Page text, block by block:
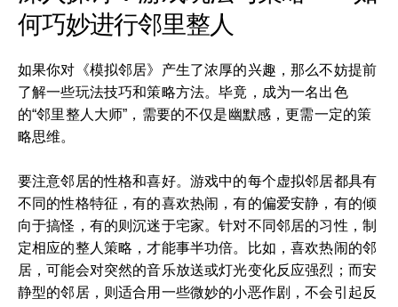
何巧妙进行邻里整人
如果你对《模拟邻居》产生了浓厚的兴趣，那么不妨提前
了解一些玩法技巧和策略方法。毕竟，成为一名出色
的“邻里整人大师”，需要的不仅是幽默感，更需一定的策
略思维。
要注意邻居的性格和喜好。游戏中的每个虚拟邻居都具有
不同的性格特征，有的喜欢热闹，有的偏爱安静，有的倾
向于搞怪，有的则沉迷于宅家。针对不同邻居的习性，制
定相应的整人策略，才能事半功倍。比如，喜欢热闹的邻
居，可能会对突然的音乐放送或灯光变化反应强烈；而安
静型的邻居，则适合用一些微妙的小恶作剧，不会引起反